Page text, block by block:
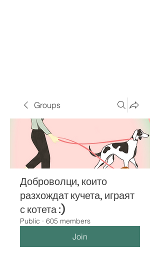
Groups
Доброволци, които
разхождат кучета, играят
с котета :)
Public · 605 members
Join